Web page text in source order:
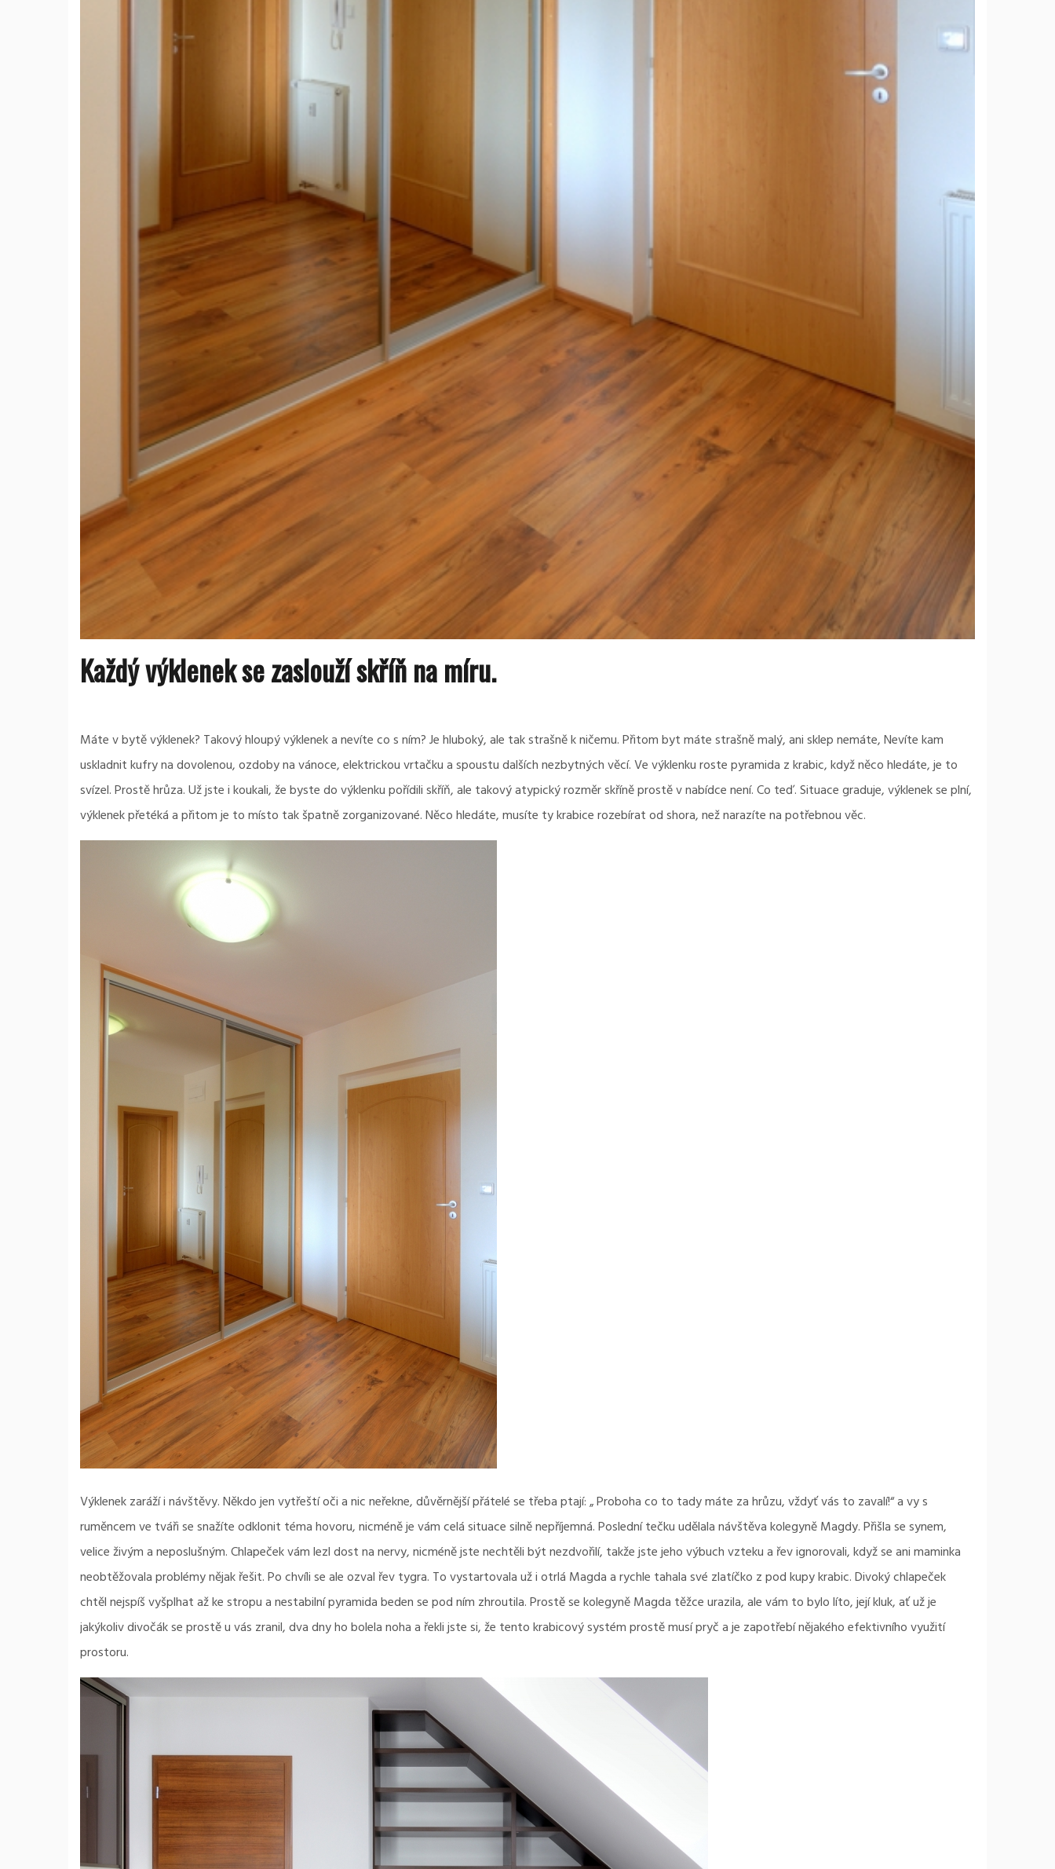
Každý výklenek se zaslouží skříň na míru.
Máte v bytě výklenek? Takový hloupý výklenek a nevíte co s ním? Je hluboký, ale tak strašně k ničemu. Přitom byt máte strašně malý, ani sklep nemáte, Nevíte kam
uskladnit kufry na dovolenou, ozdoby na vánoce, elektrickou vrtačku a spoustu dalších nezbytných věcí. Ve výklenku roste pyramida z krabic, když něco hledáte, je to
svízel. Prostě hrůza. Už jste i koukali, že byste do výklenku pořídili skříň, ale takový atypický rozměr skříně prostě v nabídce není. Co teď. Situace graduje, výklenek se plní,
výklenek přetéká a přitom je to místo tak špatně zorganizované. Něco hledáte, musíte ty krabice rozebírat od shora, než narazíte na potřebnou věc.
Výklenek zaráží i návštěvy. Někdo jen vytřeští oči a nic neřekne, důvěrnější přátelé se třeba ptají: „ Proboha co to tady máte za hrůzu, vždyť vás to zavalí!“ a vy s
ruměncem ve tváři se snažíte odklonit téma hovoru, nicméně je vám celá situace silně nepříjemná. Poslední tečku udělala návštěva kolegyně Magdy. Přišla se synem,
velice živým a neposlušným. Chlapeček vám lezl dost na nervy, nicméně jste nechtěli být nezdvořilí, takže jste jeho výbuch vzteku a řev ignorovali, když se ani maminka
neobtěžovala problémy nějak řešit.Po chvíli se ale ozval řev tygra. To vystartovala už i otrlá Magda a rychle tahala své zlatíčko z pod kupy krabic. Divoký chlapeček
chtěl nejspíš vyšplhat až ke stropu a nestabilní pyramida beden se pod ním zhroutila.Prostě se kolegyně Magda těžce urazila, ale vám to bylo líto, její kluk, ať už je
jakýkoliv divočák se prostě u vás zranil, dva dny ho bolela noha a řekli jste si, že tento krabicový systém prostě musí pryč a je zapotřebí nějakého efektivního využití
prostoru.